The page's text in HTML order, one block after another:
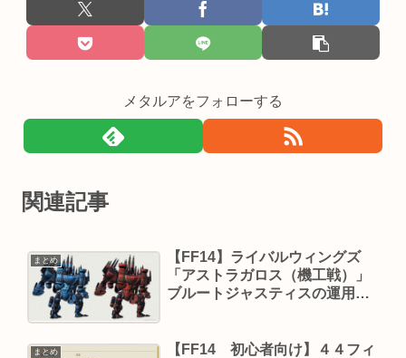
メタルアをフォローする
関連記事
まとめ
【FF14】ライバルウィングズ
「アストラガロス（機工戦）」
ブルートジャスティスの運用・
まとめ
【FF14 初心者向け】４４フィ